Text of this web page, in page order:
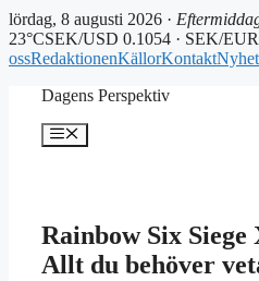
lördag, 8 augusti 2026 ·
23°CSEK/USD 0.1054 · SEK/
ossRedaktionenKällorKontakt
Dagens Perspektiv
Meny
Rainbow Six Siege
Allt du behöver